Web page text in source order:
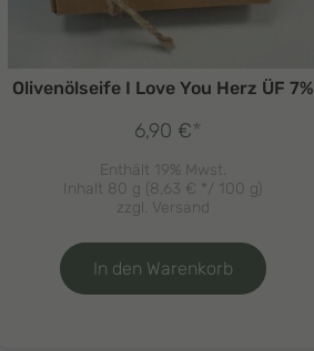
Olivenölseife I Love You Herz ÜF 7%
6,90 €*
Enthält 19% Mwst.
Inhalt 80 g (8,63 € */ 100 g)
zzgl. Versand
In den Warenkorb